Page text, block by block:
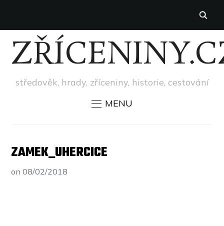
středověk, hrady, zříceniny, historie, cestování
MENU
ZAMEK_UHERCICE
on08/02/2018